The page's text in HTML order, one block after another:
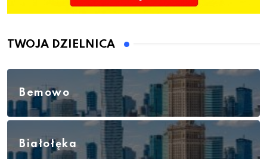
TWOJA DZIELNICA
Bemowo
Białołęka